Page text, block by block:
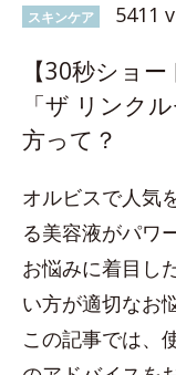
スキンケア 5411
【30秒ショ
「ザ リンク
方って？
オルビスで人気
る美容液がパワ
お悩みに着目し
い方が適切なお
この記事では、